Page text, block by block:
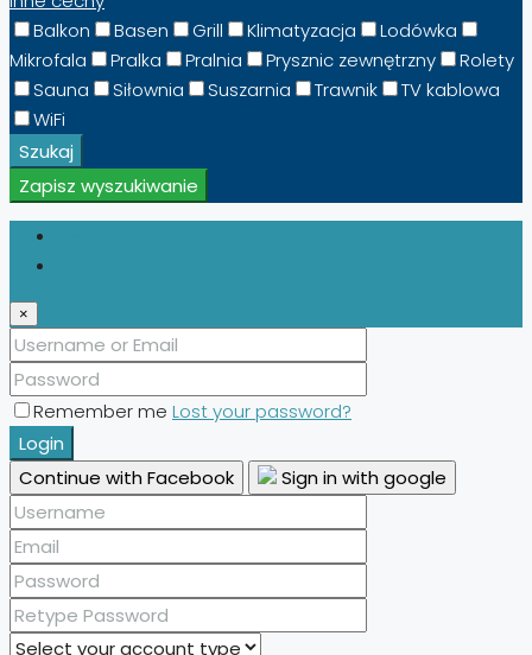
Balkon
Basen Grill Klimatyzacja
Lodówka
Mikrofala
Pralka Pralnia Prysznic zewnętrzny
Rolety
Sauna
Siłownia Suszarnia Trawnik
TV kablowa
WiFi
Szukaj
Zapisz wyszukiwanie
×
Remember me Lost your password?
Login
Continue with Facebook
Sign in with google